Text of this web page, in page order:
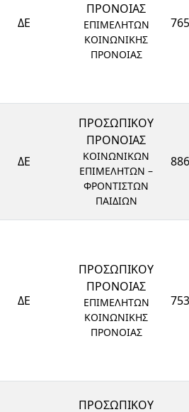
ΔΕ
ΠΡΟΝΟΙΑΣ
ΕΠΙΜΕΛΗΤΩΝ
ΚΟΙΝΩΝΙΚΗΣ
ΠΡΟΝΟΙΑΣ
ΔΕ
ΠΡΟΣΩΠΙΚΟΥ
ΠΡΟΝΟΙΑΣ
ΚΟΙΝΩΝΙΚΩΝ
ΕΠΙΜΕΛΗΤΩΝ –
ΦΡΟΝΤΙΣΤΩΝ
ΠΑΙΔΙΩΝ
ΔΕ
ΠΡΟΣΩΠΙΚΟΥ
ΠΡΟΝΟΙΑΣ
ΕΠΙΜΕΛΗΤΩΝ
ΚΟΙΝΩΝΙΚΗΣ
ΠΡΟΝΟΙΑΣ
ΠΡΟΣΩΠΙΚΟΥ